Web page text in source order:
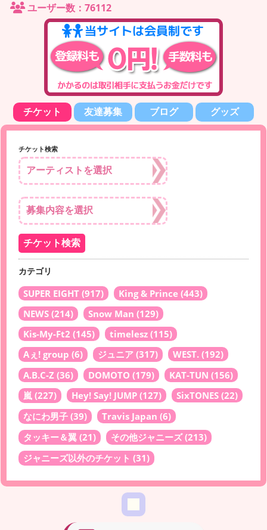
ユーザー数：76112
チケット 友達募集 ブログ グッズ
チケット検索
カテゴリ
SUPER EIGHT (917) King & Prince (443)
NEWS (214) Snow Man (129)
Kis-My-Ft2 (145) timelesz (115)
Aぇ! group (6) ジュニア (317) WEST. (192)
A.B.C-Z (36) DOMOTO (179) KAT-TUN (156)
嵐 (227) Hey! Say! JUMP (127) SixTONES (22)
なにわ男子 (39) Travis Japan (6)
タッキー＆翼 (21) その他ジャニーズ(213)
ジャニーズ以外のチケット (31)